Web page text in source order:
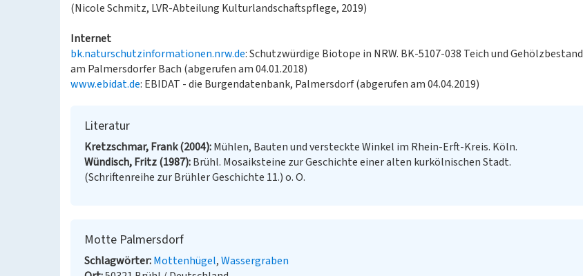
(Nicole Schmitz, LVR-Abteilung Kulturlandschaftspflege, 2019)
Internet
bk.naturschutzinformationen.nrw.de: Schutzwürdige Biotope in NRW. BK-5107-038 Teich und Gehölzbestand
am Palmersdorfer Bach (abgerufen am 04.01.2018)
www.ebidat.de: EBIDAT - die Burgendatenbank, Palmersdorf (abgerufen am 04.04.2019)
Literatur
Kretzschmar, Frank (2004) Mühlen, Bauten und versteckte Winkel im Rhein-Erft-Kreis. Köln.
Wündisch, Fritz (1987) Brühl. Mosaiksteine zur Geschichte einer alten kurkölnischen Stadt.
(Schriftenreihe zur Brühler Geschichte 11.) o. O.
Motte Palmersdorf
Schlagwörter Mottenhügel Wassergraben